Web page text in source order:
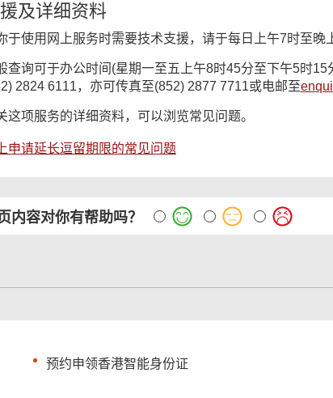
及详细资料
于使用网上服务时需要技术支援，请于每日上午7时至晚
查询可于办公时间(星期一至五上午8时45分至下午5时
2824 6111，亦可传真至(852) 2877 7711或电邮至
这项服务的详细资料，可以浏览常见问题。
申请延长逗留期限的常见问题
内容对你有帮助吗？
预约申领香港智能身份证